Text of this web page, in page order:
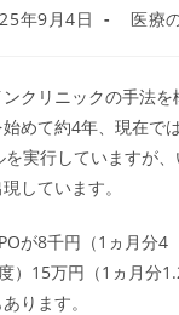
年9月4日
投
テ
ゴ
リ
ー:
医療
クリニックの手法を
めて約4年、現在で
実行していますが
しています。
が8千円（1ヵ月分4
）15万円（1ヵ月分
ります。